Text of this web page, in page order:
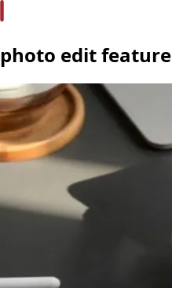
photo edit feature